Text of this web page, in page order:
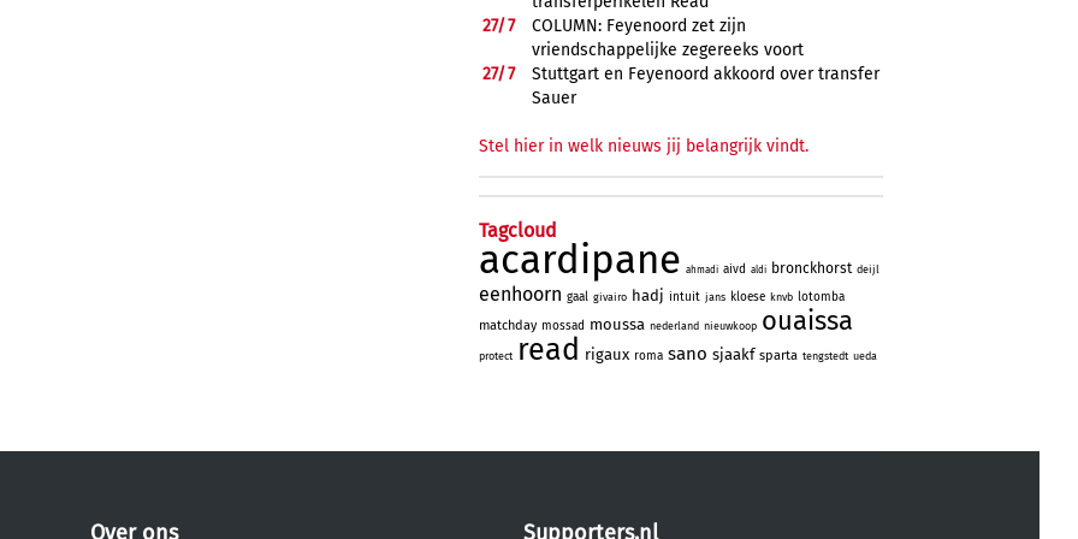
27/7
COLUMN: Feyenoord zet zijn
vriendschappelijke zegereeks voort
27/7
Stuttgart en Feyenoord akkoord over transfer
Sauer
Stel hier in welk nieuws jij belangrijk vindt.
Tagcloud
acardipane ahmadi aivd aldi bronckhorst deijl
eenhoorn gaal givairo hadj intuit jans kloese knvb lotomba
matchday mossad moussa nederland nieuwkoop ouaissa
protect read rigaux roma sano sjaakf sparta tengstedt ueda
Over ons Supporters.nl